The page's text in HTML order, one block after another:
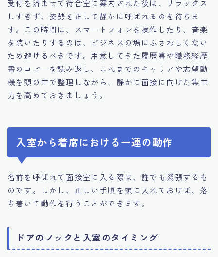
受付を済ませて待合室に案内された後は、リラックス
しすぎず、姿勢を正して静かに呼ばれるのを待ちま
す。この時間に、スマートフォンを操作したり、音楽
を聴いたりするのは、ビジネスの場にふさわしくない
ため避けるべきです。用意してきた履歴書や職務経歴
書のコピーを読み返し、これまでのキャリアや志望動
機を頭の中で整理しながら、静かに面接に向けた集中
力を高めておきましょう。
入室から着席における一連の動作
名前を呼ばれて面接室に入る際は、誰でも緊張するも
のです。しかし、正しい手順を頭に入れておけば、落
ち着いて動作を行うことができます。
ドアのノックと入室のタイミング